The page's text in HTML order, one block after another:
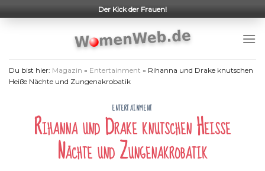
to
Der Kick der Frauen!
Du bist hier: Magazin » Entertainment » Rihanna und Drake knutschen
Heiße Nächte und Zungenakrobatik
ENTERTAINMENT
Rihanna und Drake knutschen Heiße
Nächte und Zungenakrobatik